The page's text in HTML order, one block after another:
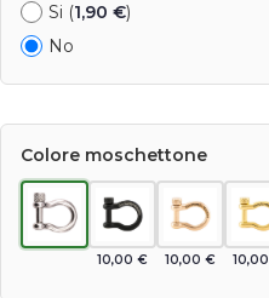
Si (1,90 €)
No
Colore moschettone
10,00 € 10,00 € 10,00